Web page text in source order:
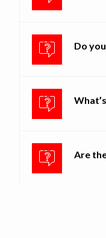
Do
Are